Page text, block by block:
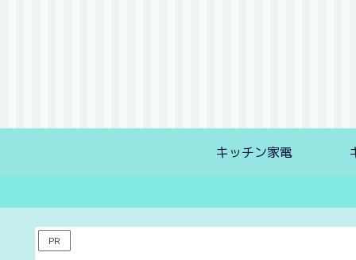
キッチン家電
PR